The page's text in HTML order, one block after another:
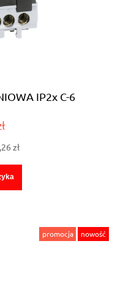
IP2x C-6
zł
promocja nowość